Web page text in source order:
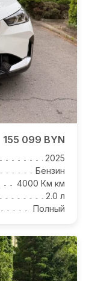
155 099 BYN
2025
Бензин
4000 Км км
2.0 л
Полный